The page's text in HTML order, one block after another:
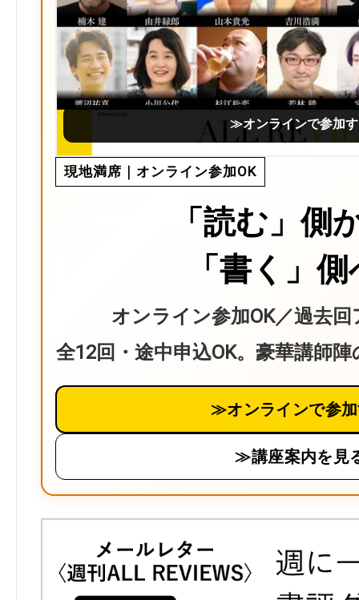
≫オンラインで参加
現地満席｜オンライン参加OK
「読む」側
「書く」
オンライン参加OK／過去
全12回・途中申込OK。豪華講師
≫オンラインで参
≫講座案内を見